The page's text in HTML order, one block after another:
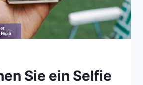
Sie ein Selfie